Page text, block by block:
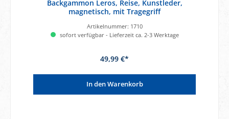
Backgammon Leros, Reise, Kunstleder,
magnetisch, mit Tragegriff
Artikelnummer: 1710
sofort verfügbar - Lieferzeit ca. 2-3 Werktage
49,99 €*
In den Warenkorb